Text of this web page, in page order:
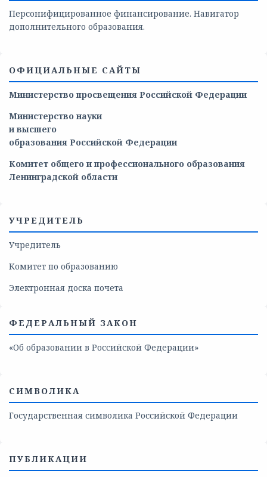
Персонифицированное финансирование. Навигатор
дополнительного образования.
ОФИЦИАЛЬНЫЕ САЙТЫ
Министерство просвещения Российской Федерации
Министерство науки
и высшего
образования Российской Федерации
Комитет общего и профессионального образования
Ленинградской области
УЧРЕДИТЕЛЬ
Учредитель
Комитет по образованию
Электронная доска почета
ФЕДЕРАЛЬНЫЙ ЗАКОН
«Об образовании в Российской Федерации»
СИМВОЛИКА
Государственная символика Российской Федерации
ПУБЛИКАЦИИ